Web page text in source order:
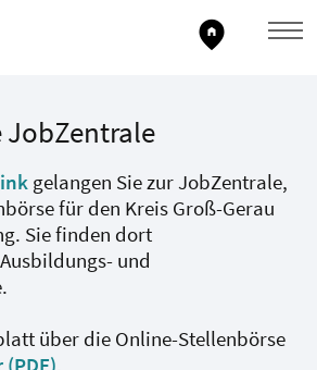
home_pin
JobZentrale
gelangen Sie zur JobZentrale,
für den Kreis Groß-Gerau
Sie finden dort
und
über die Online-Stellenbörse
(PDF).